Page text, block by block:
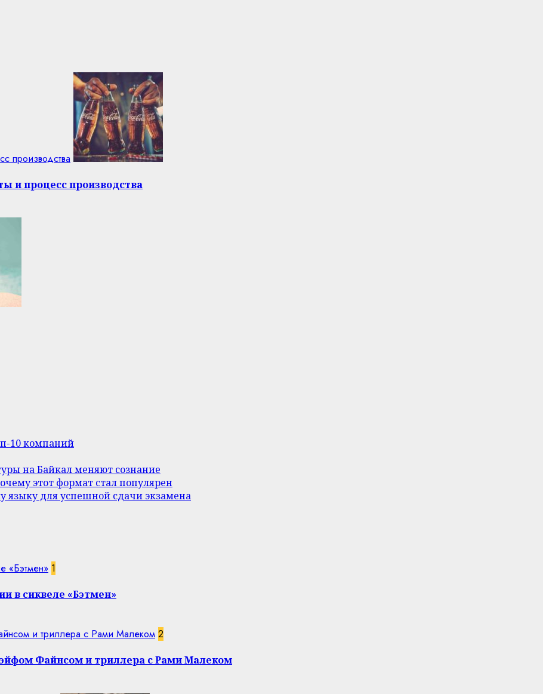
производства
и процесс производства
10 компаний
на Байкал меняют сознание
этот формат стал популярен
языку для успешной сдачи экзамена
«Бэтмен» 1
в сиквеле «Бэтмен»
и триллера с Рами Малеком 2
Файнсом и триллера с Рами Малеком